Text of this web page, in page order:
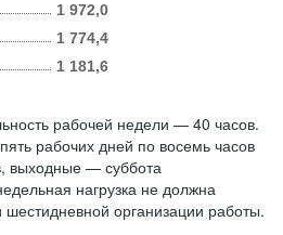
1 972,0
1 774,4
1 181,6
рабочей недели — 40 часов.
рабочих дней по восемь часов
выходные — суббота
нагрузка не должна
организации работы.